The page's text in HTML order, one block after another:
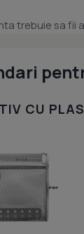
trebuie sa fii
CU